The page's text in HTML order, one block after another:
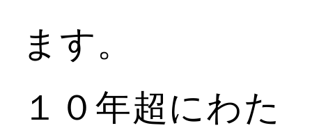
ます。
１０年超にわた